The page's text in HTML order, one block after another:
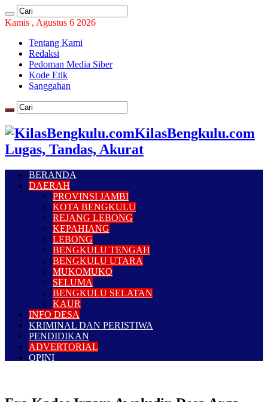
Kamis , Agustus 6 2026
Tentang Kami
Redaksi
Pedoman Media Siber
Kode Etik
Sanggahan
KilasBengkulu.com
Lugas, Tandas, Akurat
BERANDA
DAERAH
PROVINSI JAMBI
KOTA BENGKULU
REJANG LEBONG
KEPAHIANG
LEBONG
BENGKULU TENGAH
BENGKULU UTARA
MUKOMUKO
SELUMA
BENGKULU SELATAN
KAUR
INFO DESA
KRIMINAL DAN PERISTIWA
PENDIDIKAN
ADVERTORIAL
OPINI